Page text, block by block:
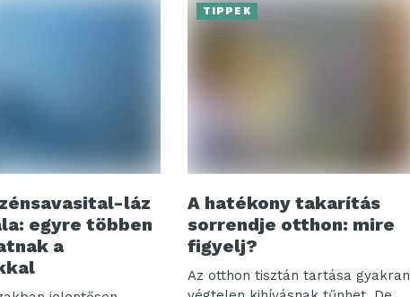
láz
egyre többen
a
TIPPEK
A hatékony takarítás
sorrendje otthon: mire
figyelj?
Az otthon tisztán tartása gyakran